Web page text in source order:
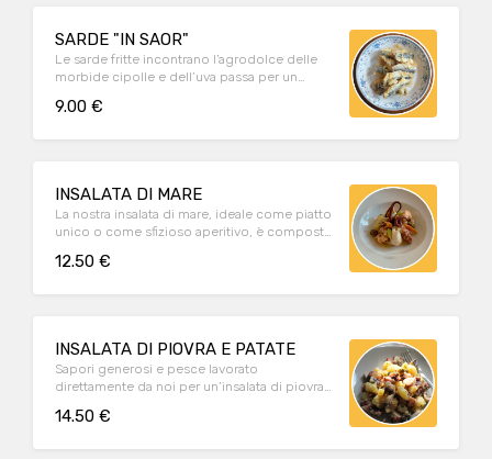
SARDE "IN SAOR"
Le sarde fritte incontrano l’agrodolce delle
morbide cipolle e dell’uva passa per un
9.00 €
INSALATA DI MARE
La nostra insalata di mare, ideale come piatto
unico o come sfizioso aperitivo, è composta
12.50 €
INSALATA DI PIOVRA E PATATE
Sapori generosi e pesce lavorato
direttamente da noi per un’insalata di piovra
14.50 €